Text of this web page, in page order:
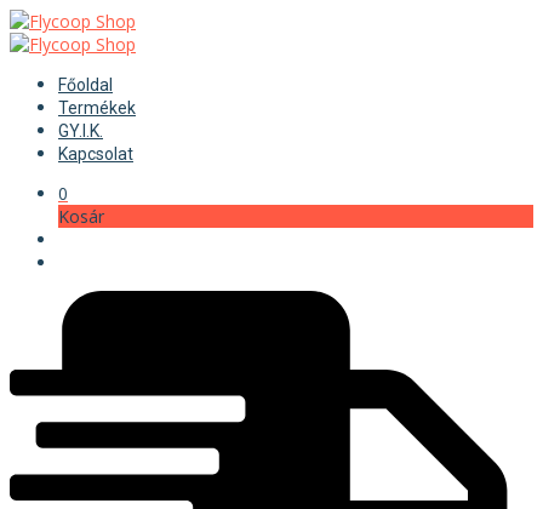
Főoldal
Termékek
GY.I.K.
Kapcsolat
0
Kosár